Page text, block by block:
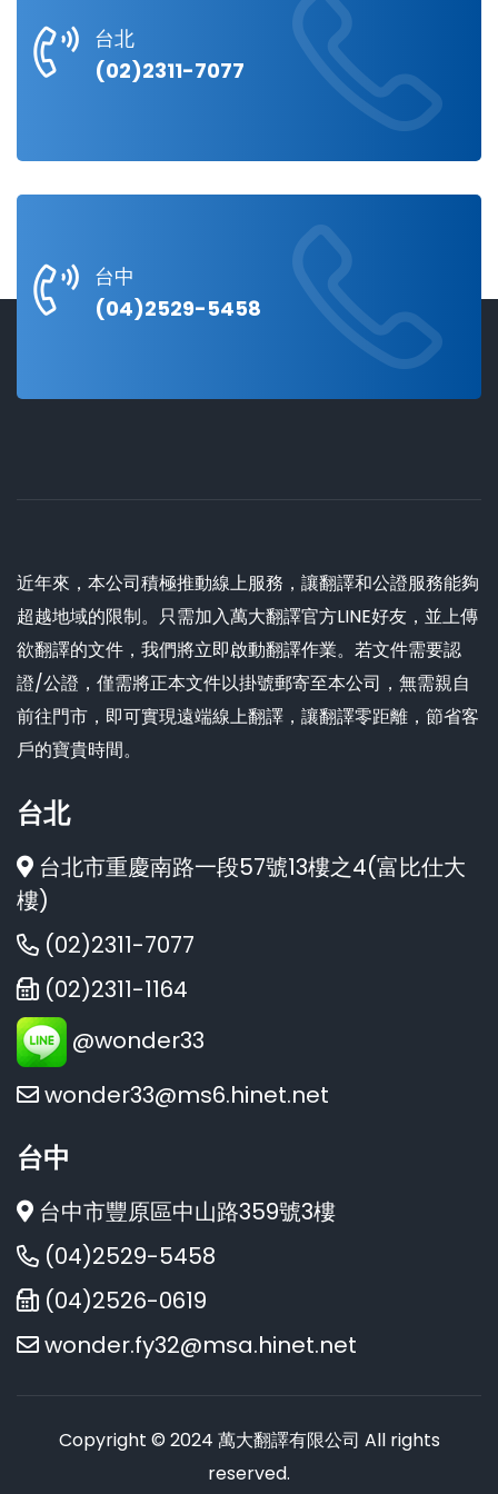
台北
(02)2311-7077
台中
(04)2529-5458
近年來，本公司積極推動線上服務，讓翻譯和公證服務能夠
超越地域的限制。只需加入萬大翻譯官方LINE好友，並上傳
欲翻譯的文件，我們將立即啟動翻譯作業。若文件需要認
證/公證，僅需將正本文件以掛號郵寄至本公司，無需親自
前往門市，即可實現遠端線上翻譯，讓翻譯零距離，節省客
戶的寶貴時間。
台北
台北市重慶南路一段57號13樓之4(富比仕大
樓)
(02)2311-7077
(02)2311-1164
@wonder33
wonder33@ms6.hinet.net
台中
台中市豐原區中山路359號3樓
(04)2529-5458
(04)2526-0619
wonder.fy32@msa.hinet.net
Copyright © 2024 萬大翻譯有限公司 All rights
reserved.